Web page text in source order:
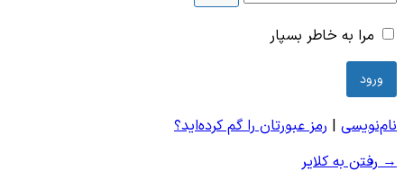
مرا به خاطر بسپار
نام‌نویسی | رمز عبورتان را گم کرده‌اید؟
→ رفتن به کلایر